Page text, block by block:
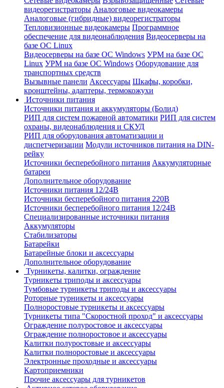
видеорегистраторы Аналоговые видеокамеры
Аналоговые (гибридные) видеорегистраторы
Тепловизионные видеокамеры Программное
обеспечение для видеонаблюдения Видеосерверы на
базе ОС Linux
Видеосерверы на базе ОС Windows УРМ на базе ОС
Linux УРМ на базе ОС Windows Оборудование для
транспортных средств
Вызывные панели Аксессуары Шкафы, коробки,
кронштейны, адаптеры, термокожухи
Источники питания
Источники питания и аккумуляторы (Болид)
РИП для систем пожарной автоматики РИП для систем
охраны, видеонаблюдения и СКУД
РИП для оборудования автоматизации и
диспетчеризации Модули источников питания на DIN-
рейку
Источники бесперебойного питания Аккумуляторные
батареи
Дополнительное оборудование
Источники питания 12/24В
Источники бесперебойного питания 220В
Источники бесперебойного питания 12/24В
Специализированные источники питания
Аккумуляторы
Стабилизаторы
Батарейки
Батарейные блоки и аксессуары
Дополнительное оборудование
Турникеты, калитки, ограждение
Турникеты триподы и аксессуары
Тумбовые турникеты триподы и аксессуары
Роторные турникеты и аксессуары
Полноростовые турникеты и аксессуары
Турникеты типа "Скоростной проход" и аксессуары
Ограждение полуростовое и аксессуары
Ограждение полноростовое и аксессуары
Калитки полуростовые и аксессуары
Калитки полноростовые и аксессуары
Электронные проходные и аксессуары
Картоприемники
Прочие аксессуары для турникетов